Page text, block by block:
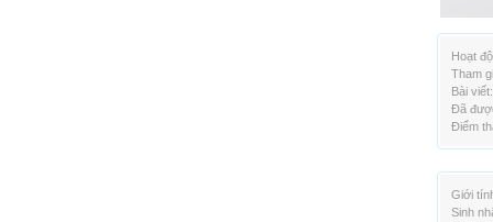
Hoạt
Tham
Bài viết:
Đã
Điểm
Giới
Sinh